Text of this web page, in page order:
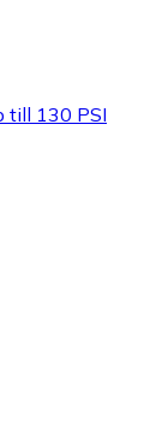
till 130 PSI